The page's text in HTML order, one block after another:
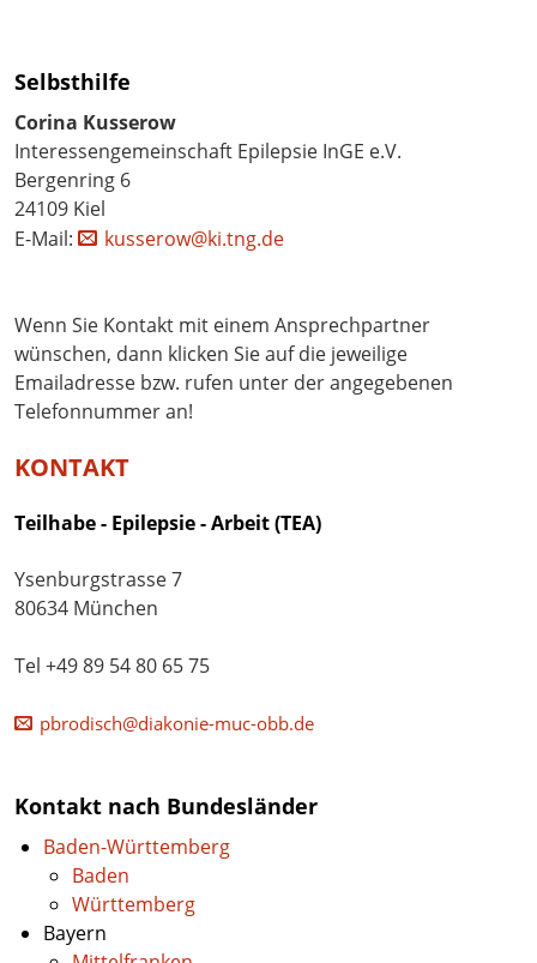
Selbsthilfe
Corina Kusserow
Interessengemeinschaft Epilepsie InGE e.V.
Bergenring 6
24109 Kiel
E-Mail:
kusserow@ki.tng.de
Wenn Sie Kontakt mit einem Ansprechpartner
wünschen, dann klicken Sie auf die jeweilige
Emailadresse bzw. rufen unter der angegebenen
Telefonnummer an!
KONTAKT
Teilhabe - Epilepsie - Arbeit (TEA)
Ysenburgstrasse 7
80634 München
Tel +49 89 54 80 65 75
pbrodisch@diakonie-muc-obb.de
Kontakt nach Bundesländer
Baden-Württemberg
Baden
Württemberg
Bayern